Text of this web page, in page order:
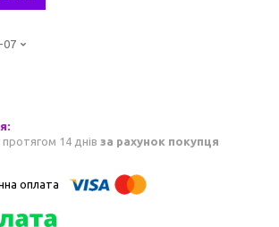
07
14 днів за рахунок покупця